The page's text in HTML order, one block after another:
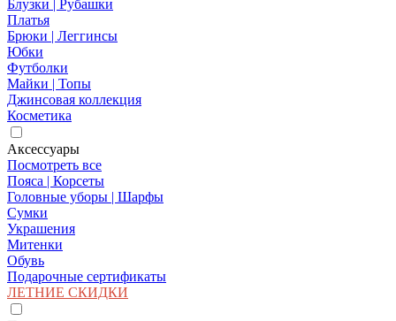
Блузки | Рубашки
Платья
Брюки | Леггинсы
Юбки
Футболки
Майки | Топы
Джинсовая коллекция
Косметика
Аксессуары
Посмотреть все
Пояса | Корсеты
Головные уборы | Шарфы
Сумки
Украшения
Митенки
Обувь
Подарочные сертификаты
ЛЕТНИЕ СКИДКИ